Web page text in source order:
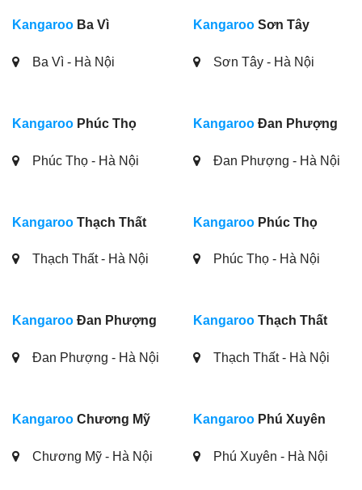
Kangaroo Ba Vì
Ba Vì - Hà Nội
Kangaroo Sơn Tây
Sơn Tây - Hà Nội
Kangaroo Phúc Thọ
Phúc Thọ - Hà Nội
Kangaroo Đan Phượng
Đan Phượng - Hà Nội
Kangaroo Thạch Thất
Thạch Thất - Hà Nội
Kangaroo Phúc Thọ
Phúc Thọ - Hà Nội
Kangaroo Đan Phượng
Đan Phượng - Hà Nội
Kangaroo Thạch Thất
Thạch Thất - Hà Nội
Kangaroo Chương Mỹ
Chương Mỹ - Hà Nội
Kangaroo Phú Xuyên
Phú Xuyên - Hà Nội